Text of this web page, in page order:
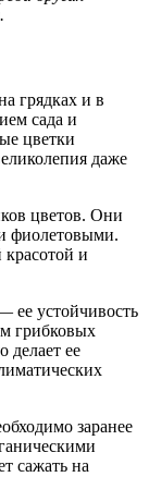
грядках и в
сада и
цветки
даже
цветов. Они
фиолетовыми.
и
ее устойчивость
грибковых
делает ее
заранее
сажать на